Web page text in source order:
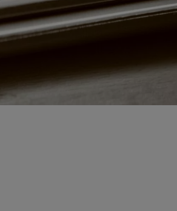
Vorsorge & Kosten
Veranstaltungen